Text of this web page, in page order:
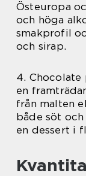
Östeuropa
och höga
smakprofil
och sirap.
4.
en
från malten
både söt och
en dessert i